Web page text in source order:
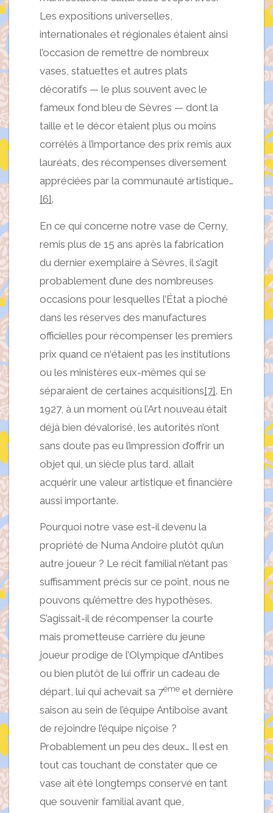
Les expositions universelles,
internationales et régionales étaient ainsi
l’occasion de remettre de nombreux
vases, statuettes et autres plats
décoratifs — le plus souvent avec le
fameux fond bleu de Sèvres — dont la
taille et le décor étaient plus ou moins
corrélés à l’importance des prix remis aux
lauréats, des récompenses diversement
appréciées par la communauté artistique…
[6].
En ce qui concerne notre vase de Cerny,
remis plus de 15 ans après la fabrication
du dernier exemplaire à Sèvres, il s’agit
probablement d’une des nombreuses
occasions pour lesquelles l’État a pioché
dans les réserves des manufactures
officielles pour récompenser les premiers
prix quand ce n‘étaient pas les institutions
ou les ministères eux-mêmes qui se
séparaient de certaines acquisitions[7]. En
1927, à un moment où l’Art nouveau était
déjà bien dévalorisé, les autorités n’ont
sans doute pas eu l’impression d’offrir un
objet qui, un siècle plus tard, allait
acquérir une valeur artistique et financière
aussi importante.
Pourquoi notre vase est-il devenu la
propriété de Numa Andoire plutôt qu’un
autre joueur ? Le récit familial n’étant pas
suffisamment précis sur ce point, nous ne
pouvons qu’émettre des hypothèses.
S’agissait-il de récompenser la courte
mais prometteuse carrière du jeune
joueur prodige de l’Olympique d’Antibes
ou bien plutôt de lui offrir un cadeau de
départ, lui qui achevait sa 7ème et dernière
saison au sein de l’équipe Antiboise avant
de rejoindre l’équipe niçoise ?
Probablement un peu des deux… Il est en
tout cas touchant de constater que ce
vase ait été longtemps conservé en tant
que souvenir familial avant que,